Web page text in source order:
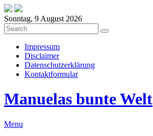
Sonntag, 9 August 2026
Impressum
Disclaimer
Datenschutzerklärung
Kontaktformular
Manuelas bunte Welt
Menu